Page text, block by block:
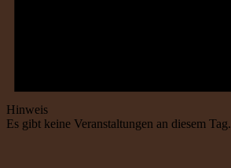
Hinweis
Es gibt keine Veranstaltungen an diesem Tag.